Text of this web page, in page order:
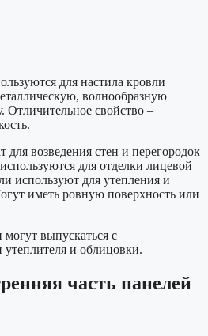
для настила кровли
волнообразную
свойство –
возведения стен и перегородок
для отделки лицевой
используют для утепления и
иметь ровную поверхность или
выпускаться с
и облицовки.
часть панелей